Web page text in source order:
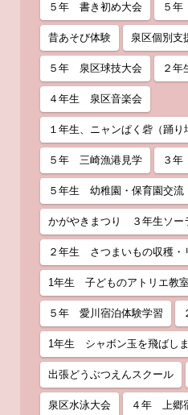
５年 書き初め大会 ５
昔あそび体験 泉区個別支
５年 泉区球技大会 ２
４年生 泉区音楽会
１年生、ニャンぱく砦（踊
５年 三崎漁港見学 ３
５年生 幼稚園・保育園交流
かがやきまつり ３年生ソー
２年生 さつまいもの収穫・
1年生 子どものアトリエ教
５年 愛川宿泊体験学習
1年生 シャボン玉を飛ばしま
出張どうぶつえんスクール
泉区水泳大会 ４年 上郷